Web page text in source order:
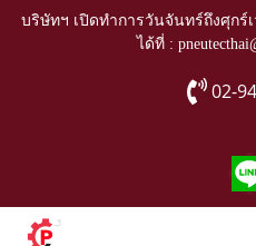
บริษัทฯ เปิดทำการวันจันทร์ถึงศุกร์
ได้ที่ :
02-